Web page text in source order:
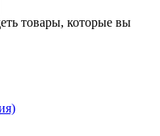
товары, которые вы